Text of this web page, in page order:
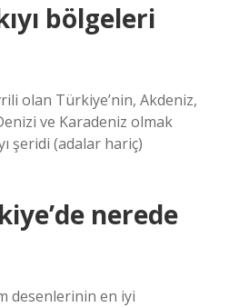
bölgeleri
olan Türkiye’nin, Akdeniz,
ve Karadeniz olmak
şeridi (adalar hariç)
nerede
desenlerinin en iyi